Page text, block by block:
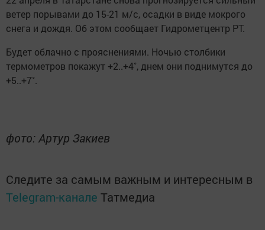
ветер порывами до 15-21 м/с, осадки в виде мокрого
снега и дождя. Об этом сообщает Гидрометцентр РТ.
Будет облачно с прояснениями. Ночью столбики
термометров покажут +2..+4˚, днем они поднимутся до
+5..+7˚.
фото: Артур Закиев
Следите за самым важным и интересным в
Telegram-канале Татмедиа